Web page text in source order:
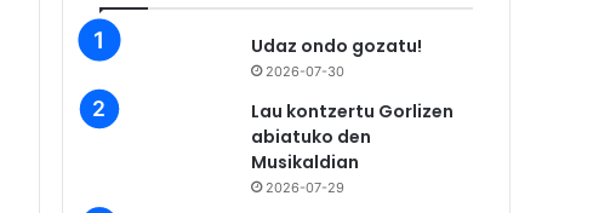
Udaz ondo gozatu!
2026-07-30
Lau kontzertu Gorlizen
abiatuko den
Musikaldian
2026-07-29